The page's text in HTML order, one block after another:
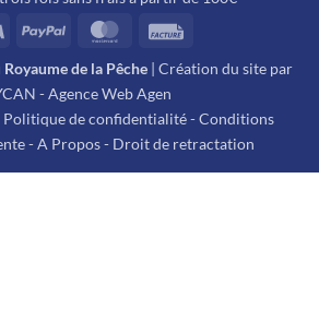
Visa
PayPal MasterCard
Royaume de la Pêche | Création du site par
- Agence Web Agen
Politique de confidentialité-Conditions
-A Propos- Droit de retractation